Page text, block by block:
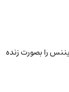
را بصورت زنده